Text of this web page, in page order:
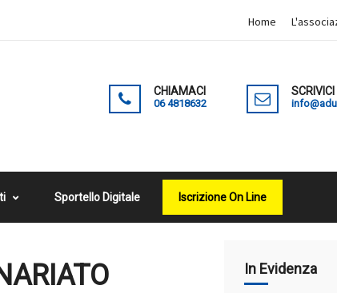
Home
CHIAMACI
06 4818632
SCRIVICI
Sportello Digitale Iscrizione On Line
In Evidenza